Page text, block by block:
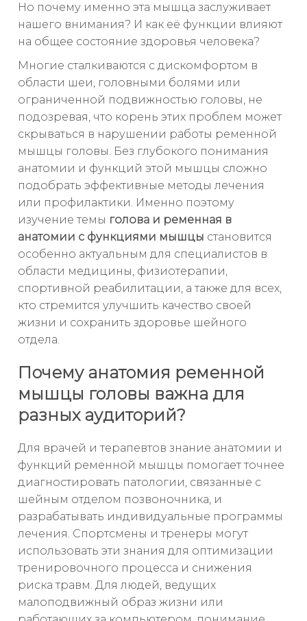
Но почему именно эта мышца заслуживает
нашего внимания? И как её функции влияют
на общее состояние здоровья человека?
Многие сталкиваются с дискомфортом в
области шеи, головными болями или
ограниченной подвижностью головы, не
подозревая, что корень этих проблем может
скрываться в нарушении работы ременной
мышцы головы. Без глубокого понимания
анатомии и функций этой мышцы сложно
подобрать эффективные методы лечения
или профилактики. Именно поэтому
изучение темы голова и ременная в
анатомии с функциями мышцы становится
особенно актуальным для специалистов в
области медицины, физиотерапии,
спортивной реабилитации, а также для всех,
кто стремится улучшить качество своей
жизни и сохранить здоровье шейного
отдела.
Почему анатомия ременной
мышцы головы важна для
разных аудиторий?
Для врачей и терапевтов знание анатомии и
функций ременной мышцы помогает точнее
диагностировать патологии, связанные с
шейным отделом позвоночника, и
разрабатывать индивидуальные программы
лечения. Спортсмены и тренеры могут
использовать эти знания для оптимизации
тренировочного процесса и снижения
риска травм. Для людей, ведущих
малоподвижный образ жизни или